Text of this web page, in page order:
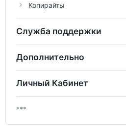
Копирайты
Служба поддержки
Дополнительно
Личный Кабинет
***